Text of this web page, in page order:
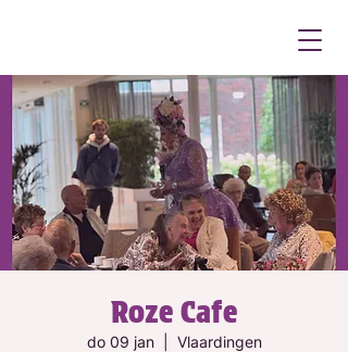
Roze Cafe
do 09 jan
  |
Vlaardingen